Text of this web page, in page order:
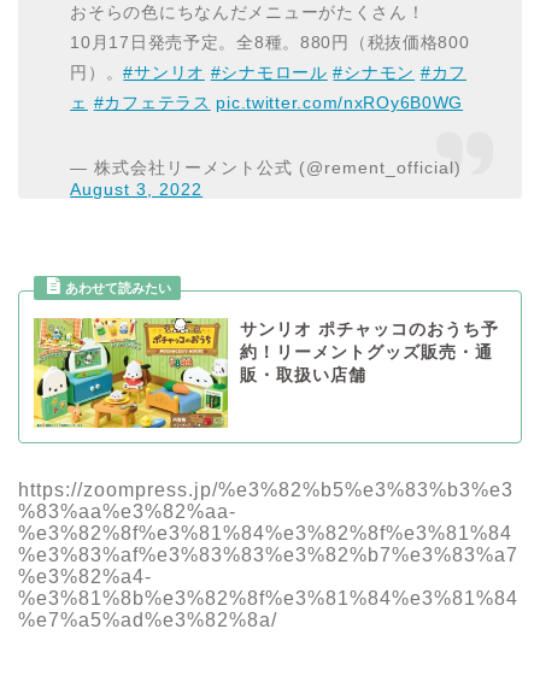
おそらの色にちなんだメニューがたくさん！
10月17日発売予定。全8種。880円（税抜価格800
円）。#サンリオ #シナモロール #シナモン #カフ
ェ #カフェテラス pic.twitter.com/nxROy6B0WG
— 株式会社リーメント公式 (@rement_official)
August 3, 2022
サンリオ ポチャッコのおうち予
約！リーメントグッズ販売・通
販・取扱い店舗
https://zoompress.jp/%e3%82%b5%e3%83%b3%e3
%83%aa%e3%82%aa-
%e3%82%8f%e3%81%84%e3%82%8f%e3%81%84
%e3%83%af%e3%83%83%e3%82%b7%e3%83%a7
%e3%82%a4-
%e3%81%8b%e3%82%8f%e3%81%84%e3%81%84
%e7%a5%ad%e3%82%8a/